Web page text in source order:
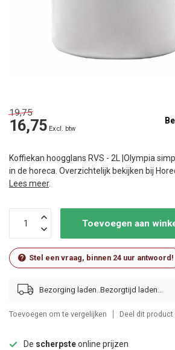
19,75
16,75 Excl. btw
Koffiekan hoogglans RVS - 2L |Olympia
in de horeca. Overzichtelijk bekijken bij
Lees meer.
Toevoegen aan
Stel een vraag, binnen 24 uur antwoord!
Bezorging laden..
Toevoegen om te vergelijken Deel dit product
De scherpsteonline prijzen